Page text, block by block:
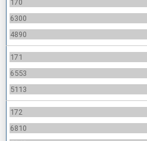
170
6300
4890
171
6553
5113
172
6810